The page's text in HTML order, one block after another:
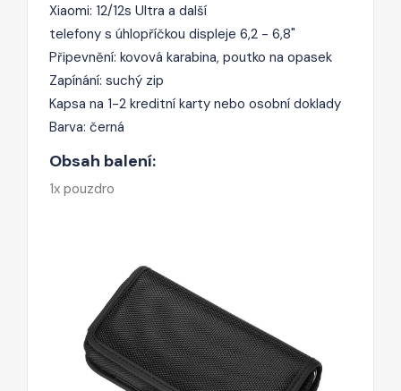
Xiaomi: 12/12s Ultra a další
telefony s úhlopříčkou displeje 6,2 - 6,8"
Připevnění: kovová karabina, poutko na opasek
Zapínání: suchý zip
Kapsa na 1-2 kreditní karty nebo osobní doklady
Barva: černá
Obsah balení:
1x pouzdro